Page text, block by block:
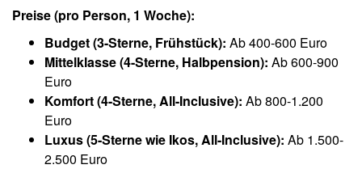
Preise (pro Person, 1 Woche):
Budget (3-Sterne, Frühstück): Ab 400-600 Euro
Mittelklasse (4-Sterne, Halbpension): Ab 600-900
Euro
Komfort (4-Sterne, All-Inclusive): Ab 800-1.200
Euro
Luxus (5-Sterne wie Ikos, All-Inclusive): Ab 1.500-
2.500 Euro